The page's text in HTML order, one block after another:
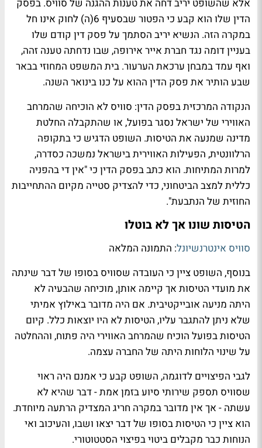
אלא שהשופט יריב דחה את טענות ההגנה של סוויס. בפסק
הדין שלו הוא קבע כי הפטור שבסעיף 6(ה) לחוק אינו חל
במקרה הזה. הנשיא יריב הסתמך על פסק דין קודם שלו
בעניין דומה נגד חברת אייר אירופה, שבו נדחתה טענה זהה,
ואף עמד במבחן ערכאת הערעור. בית המשפט המחוזי בבאר
שבע הותיר את פסק הדין ההוא על כנו בינואר השנה.
הנקודה המרכזית בפסק הדין: סוויס לא הוכיחה שהמרחב
האווירי של ישראל נסגר בפועל, או שהתקבלה החלטת
מדינה שמנעה את הטיסות. השופט הדגיש כי בתקופה
הרלוונטית, הפעילות האווירית בישראל נמשכה כסדרה,
למרות המתיחות. הוא כתב בפסק הדין כי "אין די בהפניה
כללית למצב הביטחוני, כדי להצדיק סטייה מקיום ההתחייבות
החוזית של הנתבעת".
הטיסות שונו אך לא בוטלו
סוויס אינטרנשיונל: התמונה המלאה
בנוסף, השופט ציין כי העובדה שסוויס בסופו של דבר שינתה
את מועדי הטיסות אך קיימה אותן, מוכיחה שהבעיה לא
היתה מניעה אובייקטיבית. אם היה מדובר באילוץ אמיתי
שלא ניתן להתגבר עליו, הטיסות לא היו יוצאות כלל. קיום
הטיסות בפועל הוכיח שהמרחב האווירי היה פתוח, וההחלטה
על שינוי הלוחות היתה של החברה עצמה.
לגבי הפיצויים לדוגמה, השופט קבע כי אמנם היה ראוי
שסוויס תספק שירותי סיוע בזמן אמת - דבר שהיא לא
עשתה - אך אין מדובר במקרה חריג המצדיק הרתעה מיוחדת.
הוא ציין כי הטיסות בסופו של דבר יצאו ושבו, והעיכוב ואי
הנוחות כבר מקבלים ביטוי בפיצוי הסטטוטורי.